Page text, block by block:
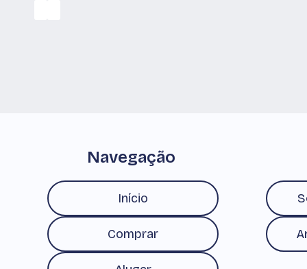
Navegação
Início
Comprar